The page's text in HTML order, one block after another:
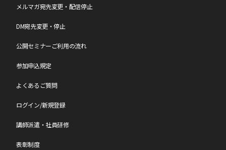
なお、変更のご連絡日によりまして、日程変更手数料を申し受けま
各セミナーページの[キャンセル料・日程変更手数料]一覧表をご確
認ください。
す。
中止となる場合は会期約2週間前にメールにてご連絡いたします。
止に伴う交通費・宿泊費やその他の個人的損害について、
【注意事項】
メルマガ宛先変更・配信停止
DM宛先変更・停止
公開セミナーご利用の流れ
参加申込規定
よくあるご質問
ログイン/新規登録
講師派遣・社員研修
表彰制度